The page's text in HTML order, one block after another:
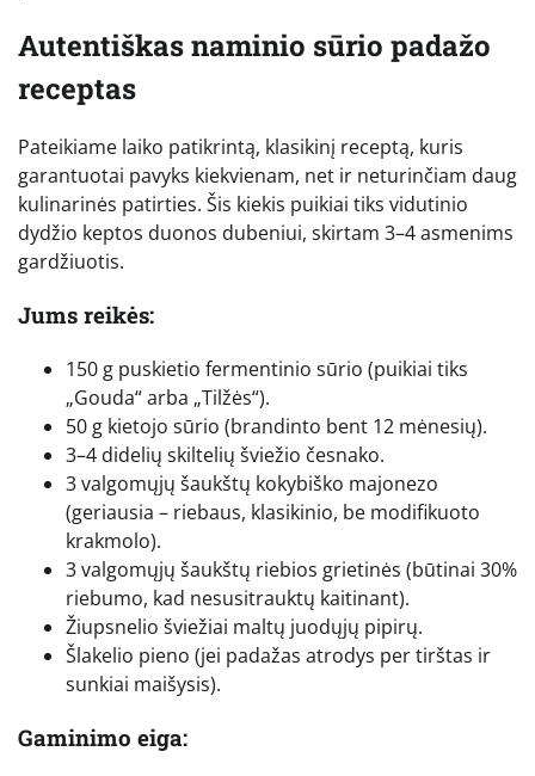
Autentiškas naminio sūrio padažo
receptas
Pateikiame laiko patikrintą, klasikinį receptą, kuris
garantuotai pavyks kiekvienam, net ir neturinčiam daug
kulinarinės patirties. Šis kiekis puikiai tiks vidutinio
dydžio keptos duonos dubeniui, skirtam 3–4 asmenims
gardžiuotis.
Jums reikės:
150 g puskietio fermentinio sūrio (puikiai tiks
„Gouda“ arba „Tilžės“).
50 g kietojo sūrio (brandinto bent 12 mėnesių).
3–4 didelių skiltelių šviežio česnako.
3 valgomųjų šaukštų kokybiško majonezo
(geriausia – riebaus, klasikinio, be modifikuoto
krakmolo).
3 valgomųjų šaukštų riebios grietinės (būtinai 30%
riebumo, kad nesusitrauktų kaitinant).
Žiupsnelio šviežiai maltų juodųjų pipirų.
Šlakelio pieno (jei padažas atrodys per tirštas ir
sunkiai maišysis).
Gaminimo eiga: